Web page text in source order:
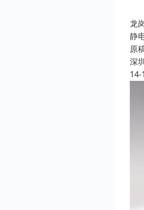
龙
静
原
深
14-